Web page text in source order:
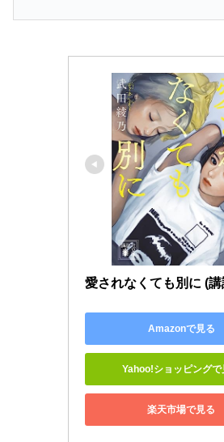
愛されなくても別に (
Amazonで見る
Yahoo!ショッピングで
楽天市場で見る